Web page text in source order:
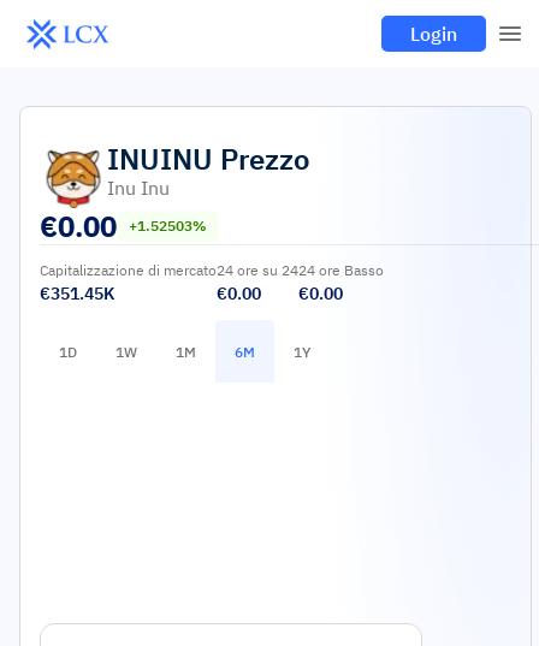
Login
INUINU Prezzo
Inu Inu
€0.00 +1.52503%
Capitalizzazione di mercato
€351.45K
24 ore su 24
€0.00
24 ore Basso
€0.00
1D 1W 1M 6M 1Y